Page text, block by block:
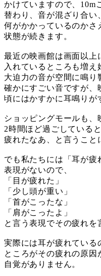
かけていますので、10m
替わり、音が混ざり合い
何がかかっているのかさ
状態が続きます。
最近の映画館は画面以上
入れているところも増え
大迫力の音が空間に鳴り
確かにすごい音ですが、
頃にはかすかに耳鳴りが
ショッピングモールも、
2時間ほど過ごしている
疲れたなあ、と言うこと
でも私たちには「耳が疲
表現がないので、
「目が疲れた」
「少し頭が重い」
「首がこったな」
「肩がこったよ」
と言う表現でその疲れを
実際には耳が疲れている
ところがその疲れの原因
自覚がありません。